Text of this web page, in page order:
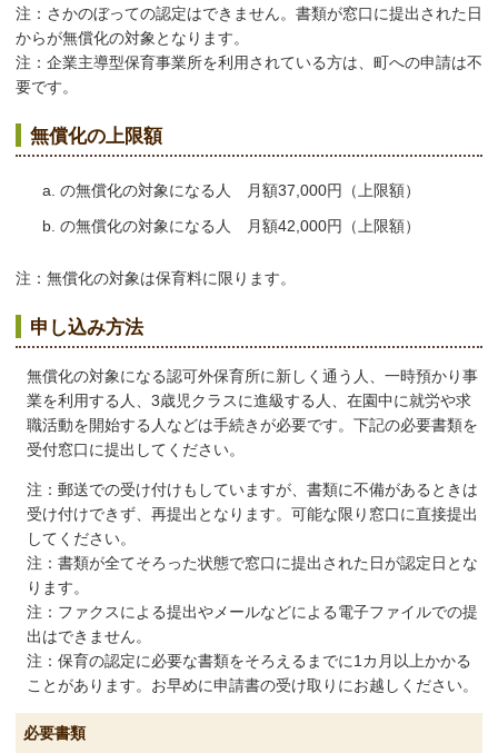
注：さかのぼっての認定はできません。書類が窓口に提出された日
からが無償化の対象となります。
注：企業主導型保育事業所を利用されている方は、町への申請は不
要です。
無償化の上限額
の無償化の対象になる人 月額37,000円（上限額）
の無償化の対象になる人 月額42,000円（上限額）
注：無償化の対象は保育料に限ります。
申し込み方法
無償化の対象になる認可外保育所に新しく通う人、一時預かり事
業を利用する人、3歳児クラスに進級する人、在園中に就労や求
職活動を開始する人などは手続きが必要です。下記の必要書類を
受付窓口に提出してください。
注：郵送での受け付けもしていますが、書類に不備があるときは
受け付けできず、再提出となります。可能な限り窓口に直接提出
してください。
注：書類が全てそろった状態で窓口に提出された日が認定日とな
ります。
注：ファクスによる提出やメールなどによる電子ファイルでの提
出はできません。
注：保育の認定に必要な書類をそろえるまでに1カ月以上かかる
ことがあります。お早めに申請書の受け取りにお越しください。
必要書類